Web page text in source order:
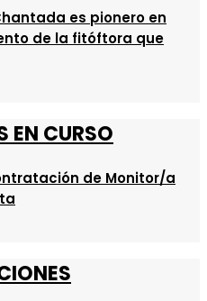
es pionero en
de la fitóftora que
EN CURSO
de Monitor/a